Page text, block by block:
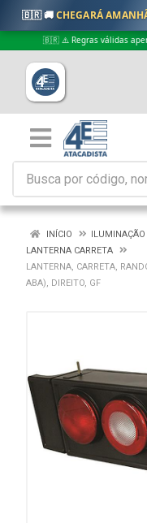
🇧🇷 🚚CHEGARÁ
🇧🇷 ⚠️ Regras válidas apenas
INÍCIO
ILUMINAÇÃO
LANTERNA CARRETA
LANTERNA, CARRETA,
ABA), DIREITO, GF